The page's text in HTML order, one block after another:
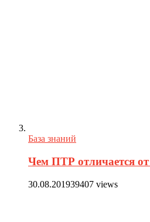
База знаний
Чем ПТР отличается
30.08.201939407 views